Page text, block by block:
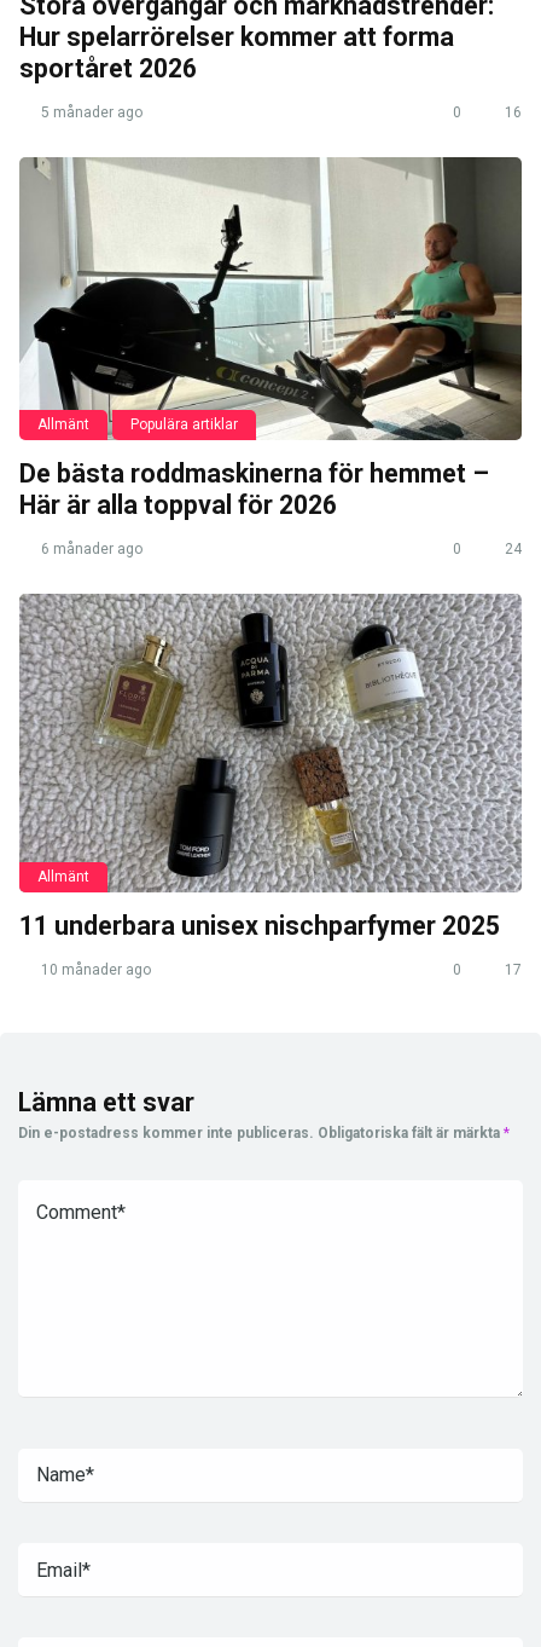
Hur spelarrörelser kommer att forma
sportåret 2026
5 månader ago 0 16
Allmänt Populära artiklar
De bästa roddmaskinerna för hemmet –
Här är alla toppval för 2026
6 månader ago 0 24
Allmänt
11 underbara unisex nischparfymer 2025
10 månader ago 0 17
Lämna ett svar
Din e-postadress kommer inte publiceras. Obligatoriska fält är märkta *